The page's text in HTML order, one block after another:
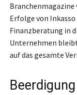
Erfolge von
Finanzberatung in
Unternehmen
auf das gesamte